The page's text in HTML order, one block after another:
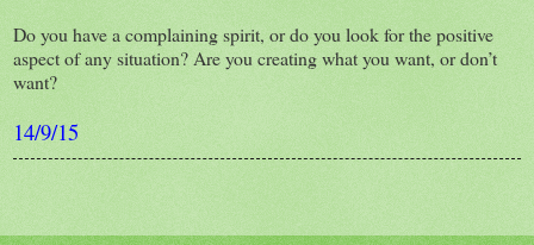
Do you have a complaining spirit, or do you look for the positive
aspect of any situation? Are you creating what you want, or don’t
want?
14/9/15